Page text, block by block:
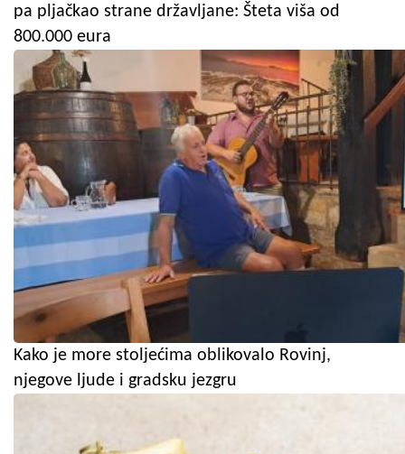
pa pljačkao strane državljane: Šteta viša od
800.000 eura
Kako je more stoljećima oblikovalo Rovinj,
njegove ljude i gradsku jezgru